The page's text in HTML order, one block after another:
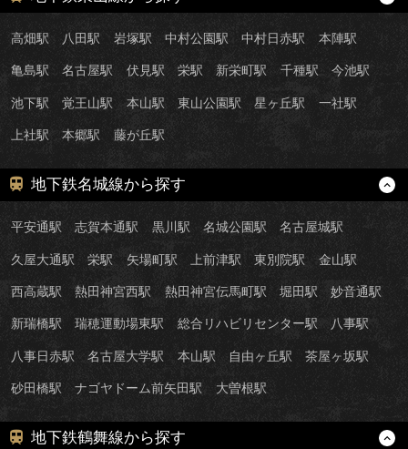
高畑駅 八田駅 岩塚駅 中村公園駅 中村日赤駅 本陣駅
亀島駅 名古屋駅 伏見駅 栄駅 新栄町駅 千種駅 今池駅
池下駅 覚王山駅 本山駅 東山公園駅 星ヶ丘駅 一社駅
上社駅 本郷駅 藤が丘駅
地下鉄名城線から探す
平安通駅 志賀本通駅 黒川駅 名城公園駅 名古屋城駅
久屋大通駅 栄駅 矢場町駅 上前津駅 東別院駅 金山駅
西高蔵駅 熱田神宮西駅 熱田神宮伝馬町駅 堀田駅 妙音通駅
新瑞橋駅 瑞穂運動場東駅 総合リハビリセンター駅 八事駅
八事日赤駅 名古屋大学駅 本山駅 自由ヶ丘駅 茶屋ヶ坂駅
砂田橋駅 ナゴヤドーム前矢田駅 大曽根駅
地下鉄鶴舞線から探す